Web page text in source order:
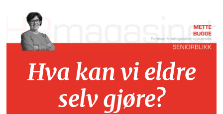
Hva kan vi eldre
selv gjøre?